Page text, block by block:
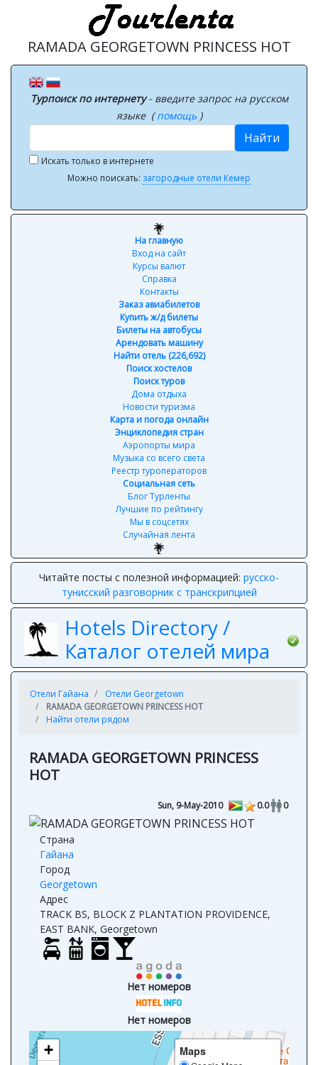
RAMADA GEORGETOWN PRINCESS HOT
Турпоиск по интернету- введите запрос на русском
языке (помощь )
Найти
Искать только в интернете
Можно поискать: загородные отели Кемер
На главную
Вход на сайт
Курсы валют
Справка
Контакты
Заказ авиабилетов
Купить ж/д билеты
Билеты на автобусы
Арендовать машину
Найти отель (226,692)
Поиск хостелов
Поиск туров
Дома отдыха
Новости туризма
Карта и погода онлайн
Энциклопедия стран
Аэропорты мира
Музыка со всего света
Реестр туроператоров
Социальная сеть
Блог Турленты
Лучшие по рейтингу
Мы в соцсетях
Случайная лента
Читайте посты с полезной информацией: русско-
тунисский разговорник с транскрипцией
Hotels Directory /
Каталог отелей мира
Отели Гайана
Отели Georgetown
RAMADA GEORGETOWN PRINCESS HOT
Найти отели рядом
RAMADA GEORGETOWN PRINCESS
HOT
Sun, 9-May-2010 0.0 0
Страна
Гайана
Город
Georgetown
Адрес
TRACK BS, BLOCK Z PLANTATION PROVIDENCE,
EAST BANK, Georgetown
Нет номеров
Нет номеров
+
Maps